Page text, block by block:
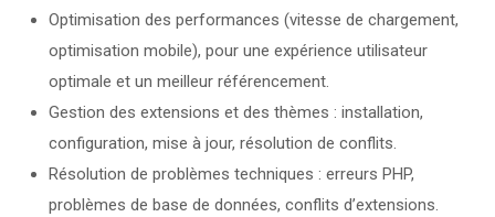
Optimisation des performances (vitesse de chargement,
optimisation mobile), pour une expérience utilisateur
optimale et un meilleur référencement.
Gestion des extensions et des thèmes : installation,
configuration, mise à jour, résolution de conflits.
Résolution de problèmes techniques : erreurs PHP,
problèmes de base de données, conflits d’extensions.